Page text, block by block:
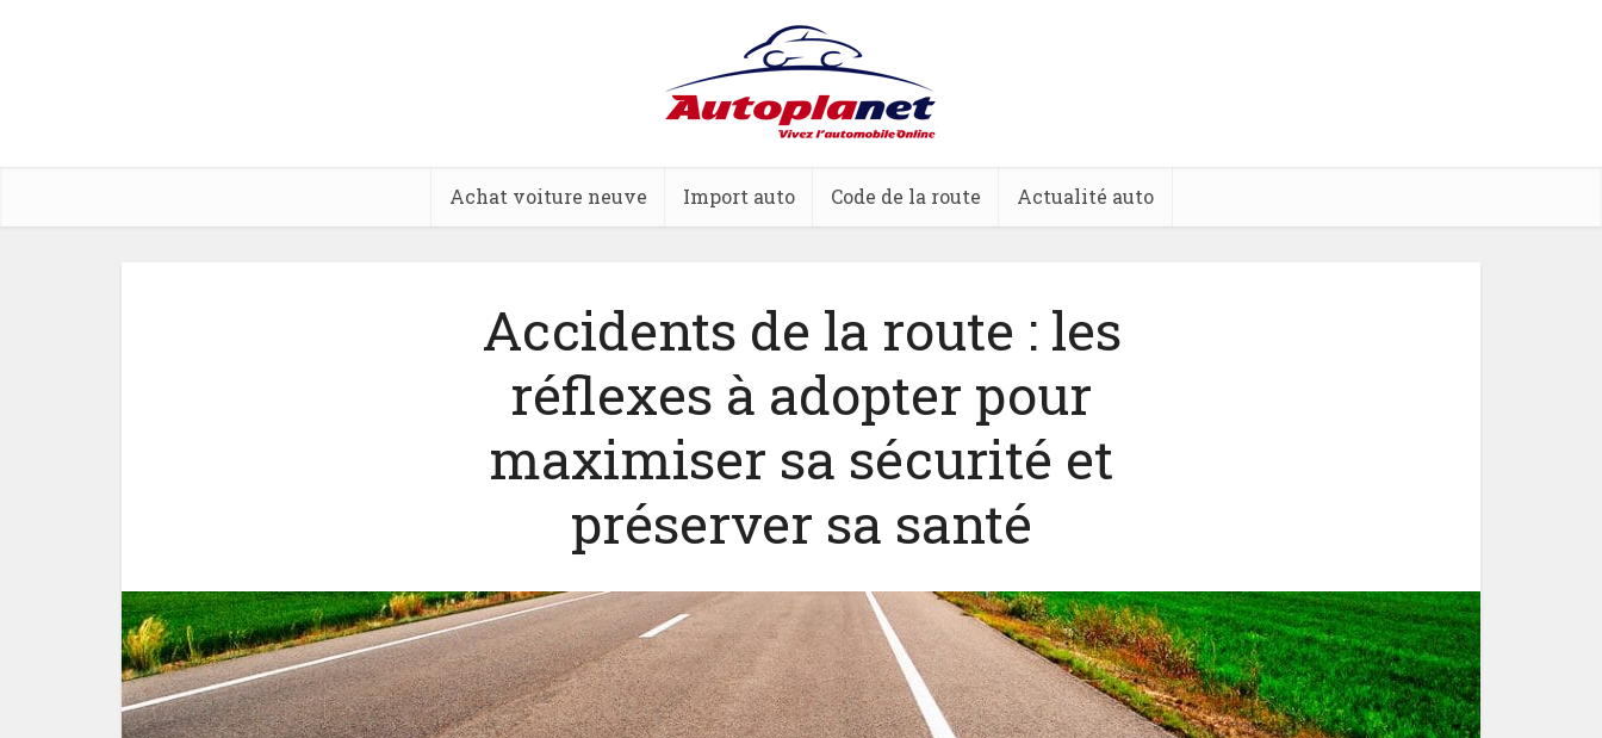
Achat voiture neuve Import auto Code de la route Actualité auto
Accidents de la route : les
réflexes à adopter pour
maximiser sa sécurité et
préserver sa santé